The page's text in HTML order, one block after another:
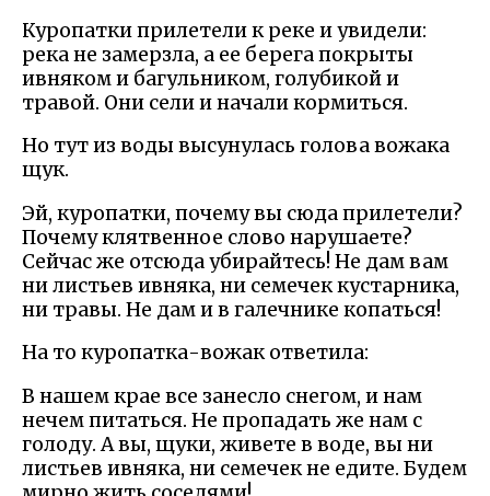
Куропатки прилетели к реке и увидели:
река не замерзла, а ее берега покрыты
ивняком и багульником, голубикой и
травой. Они сели и начали кормиться.
Но тут из воды высунулась голова вожака
щук.
Эй, куропатки, почему вы сюда прилетели?
Почему клятвенное слово нарушаете?
Сейчас же отсюда убирайтесь! Не дам вам
ни листьев ивняка, ни семечек кустарника,
ни травы. Не дам и в галечнике копаться!
На то куропатка-вожак ответила:
В нашем крае все занесло снегом, и нам
нечем питаться. Не пропадать же нам с
голоду. А вы, щуки, живете в воде, вы ни
листьев ивняка, ни семечек не едите. Будем